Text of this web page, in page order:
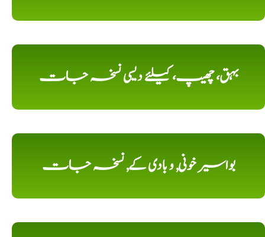
بہق، چھیپ، کیلئے دیسی نسخہ جات
بواسیر خونی, و بادی کے, نسخہ جات